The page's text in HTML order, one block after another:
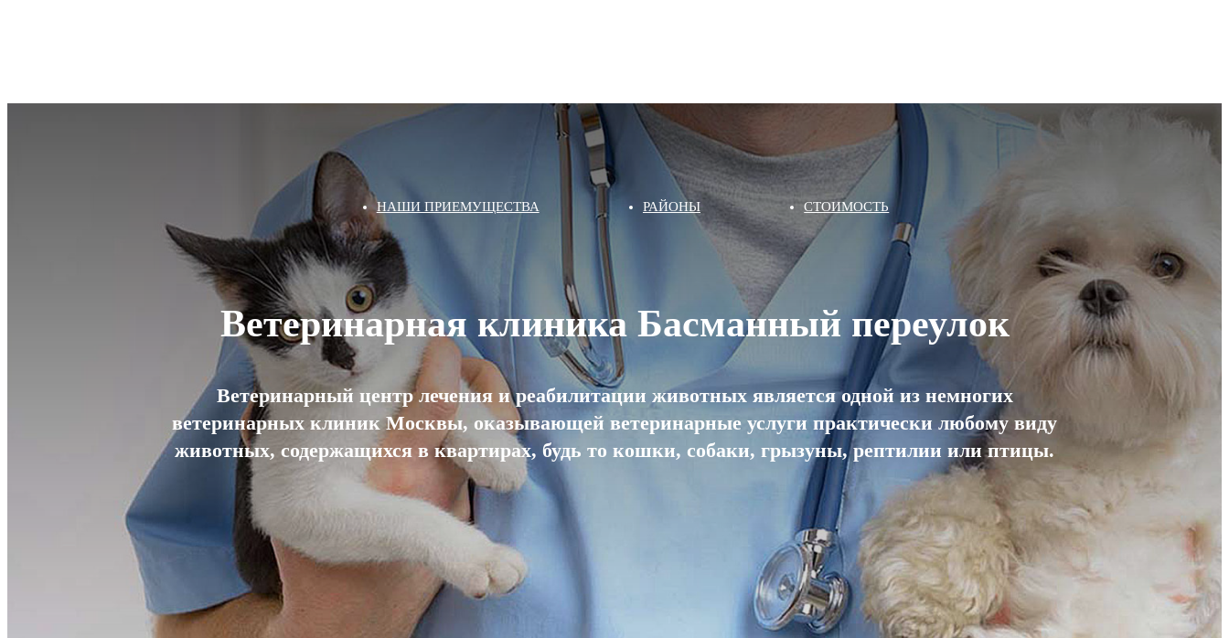
НАШИ ПРИЕМУЩЕСТВА РАЙОНЫ СТОИМОСТЬ
Ветеринарная клиника Басманный переулок
Ветеринарный центр лечения и реабилитации животных является одной из немногих
ветеринарных клиник Москвы, оказывающей ветеринарные услуги практически любому виду
животных, содержащихся в квартирах, будь то кошки, собаки, грызуны, рептилии или птицы.